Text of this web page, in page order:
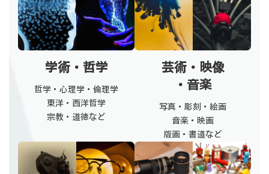
学術・哲学
哲学・心理学・倫理学
東洋・西洋哲学
宗教・道徳など
芸術・映像
・音楽
写真・彫刻・絵画
音楽・映画
版画・書道など